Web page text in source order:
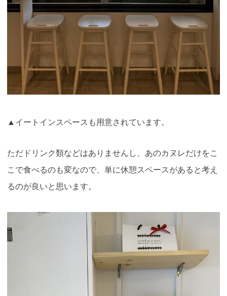
▲イートインスペースも用意されています。
ただドリンク類などはありませんし、あのカヌレだけをこ
こで食べるのも変なので、単に休憩スペースがあると考え
るのが良いと思います。